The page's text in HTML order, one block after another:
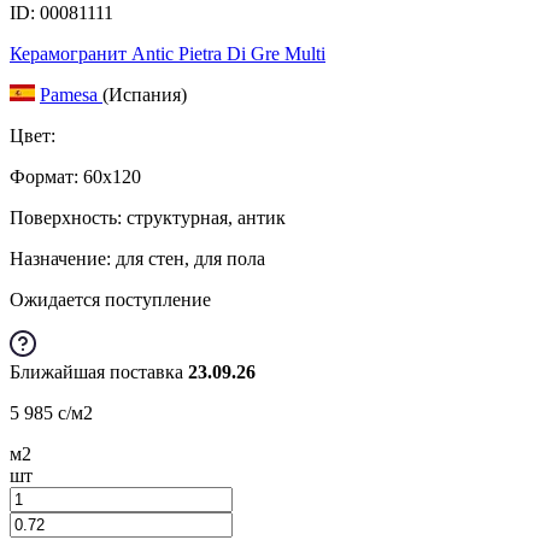
ID: 00081111
Керамогранит Antic Pietra Di Gre Multi
Pamesa (Испания)
Цвет:
Формат: 60x120
Поверхность: структурная, антик
Назначение: для стен, для пола
Ожидается поступление
Ближайшая поставка 23.09.26
5 985 c/м2
м2
шт